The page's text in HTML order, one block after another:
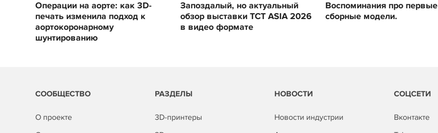
Операции на аорте: как 3D-
печать изменила подход к
аортокоронарному
шунтированию
Запоздалый, но актуальный
обзор выставки TCT ASIA 2026
в видео формате
Воспоминания про первые
сборные модели.
СООБЩЕСТВО
О проекте
РАЗДЕЛЫ
3D-принтеры
НОВОСТИ
Новости индустрии
СОЦСЕТИ
Вконтакте